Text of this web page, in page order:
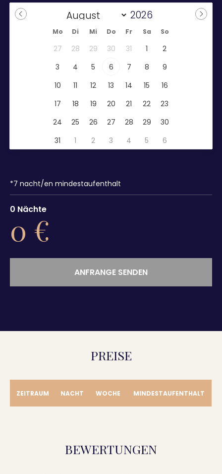
Mo Di Mi Do Fr Sa So
27 28 29 30 31 1
2
3
4 5 6 7 8
9
10
11 12 13 14 15
16
17
18 19 20 21 22
23
24
25 26 27 28 29
30
31
1 2 3 4 5 6
*7 nacht/en mindestaufenthalt
0 Nächte
0 €
ANFRANGE SENDEN
PREISE
ZEITRAUM NACHT WOCHE MINDESTAUFENTHALT
BEWERTUNGEN